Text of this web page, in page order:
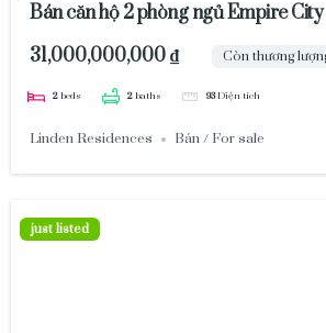
Bán căn hộ 2 phòng ngủ Empire City
Residences 31tỷ view đẹp , nhà đẹp
31,000,000,000 ₫ Còn thương
2 beds 2baths 93Diện tích
Linden Residences Bán / For sale
just listed